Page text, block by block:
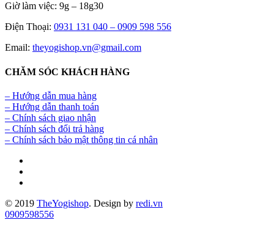
Giờ làm việc: 9g – 18g30
Điện Thoại: 0931 131 040 – 0909 598 556
Email: theyogishop.vn@gmail.com
CHĂM SÓC KHÁCH HÀNG
– Hướng dẫn mua hàng
– Hướng dẫn thanh toán
– Chính sách giao nhận
– Chính sách đổi trả hàng
– Chính sách bảo mật thông tin cá nhân
© 2019 TheYogishop. Design by redi.vn
0909598556